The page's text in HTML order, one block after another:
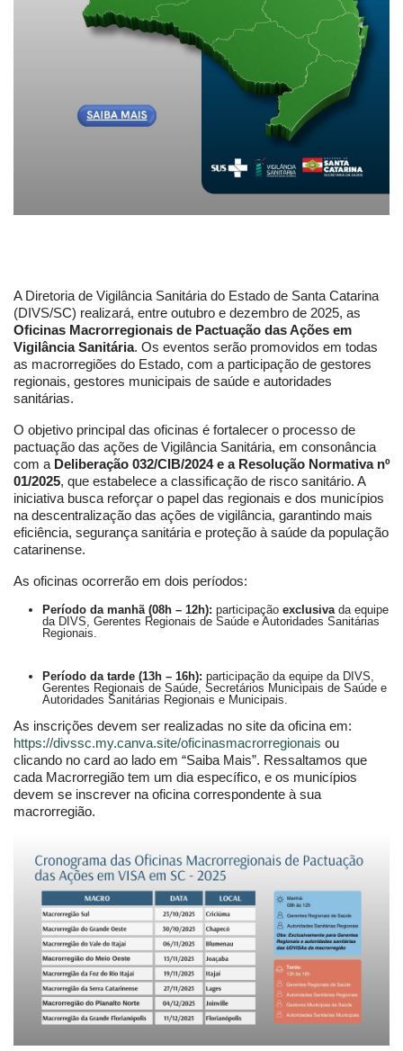
A Diretoria de Vigilância Sanitária do Estado de Santa Catarina
(DIVS/SC) realizará, entre outubro e dezembro de 2025, as
Oficinas Macrorregionais de Pactuação das Ações em
Vigilância Sanitária. Os eventos serão promovidos em todas
as macrorregiões do Estado, com a participação de gestores
regionais, gestores municipais de saúde e autoridades
sanitárias.
O objetivo principal das oficinas é fortalecer o processo de
pactuação das ações de Vigilância Sanitária, em consonância
com a Deliberação 032/CIB/2024 e a Resolução Normativa nº
01/2025, que estabelece a classificação de risco sanitário. A
iniciativa busca reforçar o papel das regionais e dos municípios
na descentralização das ações de vigilância, garantindo mais
eficiência, segurança sanitária e proteção à saúde da população
catarinense.
As oficinas ocorrerão em dois períodos:
Período da manhã (08h – 12h): participação exclusiva da equipe
da DIVS, Gerentes Regionais de Saúde e Autoridades Sanitárias
Regionais.
Período da tarde (13h – 16h): participação da equipe da DIVS,
Gerentes Regionais de Saúde, Secretários Municipais de Saúde e
Autoridades Sanitárias Regionais e Municipais.
As inscrições devem ser realizadas no site da oficina em:
https://divssc.my.canva.site/oficinasmacrorregionais ou
clicando no card ao lado em “Saiba Mais”. Ressaltamos que
cada Macrorregião tem um dia específico, e os municípios
devem se inscrever na oficina correspondente à sua
macrorregião.